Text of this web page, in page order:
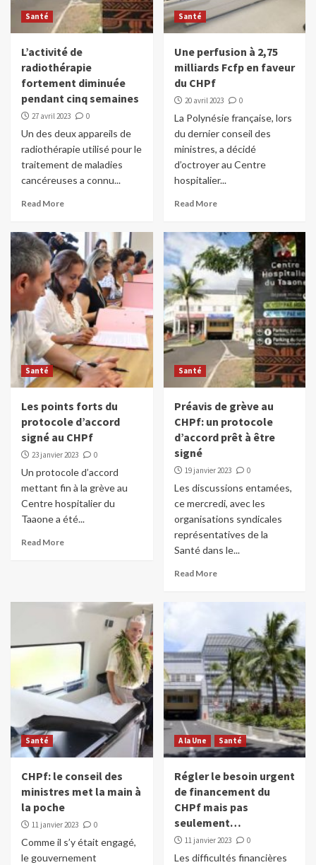
Santé
L’activité de
radiothérapie
fortement diminuée
pendant cinq semaines
27 avril 2023 0
Un des deux appareils de
radiothérapie utilisé pour le
traitement de maladies
cancéreuses a connu...
Read More
Santé
Une perfusion à 2,75
milliards Fcfp en faveur
du CHPf
20 avril 2023 0
La Polynésie française, lors
du dernier conseil des
ministres, a décidé
d’octroyer au Centre
hospitalier...
Read More
Santé
Les points forts du
protocole d’accord
signé au CHPf
23 janvier 2023 0
Un protocole d’accord
mettant fin à la grève au
Centre hospitalier du
Taaone a été...
Read More
Santé
Préavis de grève au
CHPf: un protocole
d’accord prêt à être
signé
19 janvier 2023 0
Les discussions entamées,
ce mercredi, avec les
organisations syndicales
représentatives de la
Santé dans le...
Read More
Santé
CHPf: le conseil des
ministres met la main à
la poche
11 janvier 2023 0
Comme il s’y était engagé,
le gouvernement
A la Une Santé
Régler le besoin urgent
de financement du
CHPf mais pas
seulement…
11 janvier 2023 0
Les difficultés financières